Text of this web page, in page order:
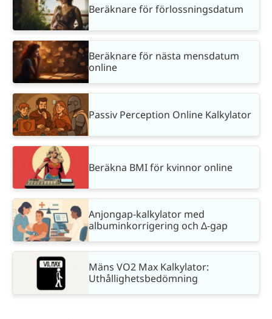
Beräknare för förlossningsdatum
Beräknare för nästa mensdatum
online
Passiv Perception Online Kalkylator
Beräkna BMI för kvinnor online
Anjongap-kalkylator med
albuminkorrigering och Δ-gap
Mäns VO2 Max Kalkylator:
Uthållighetsbedömning